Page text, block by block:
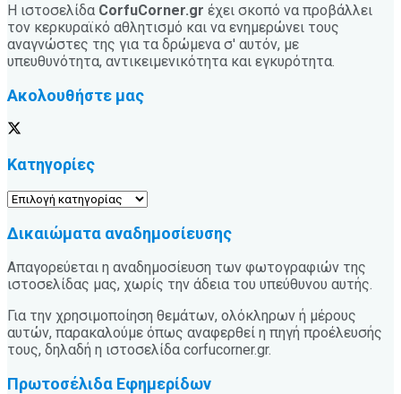
Η ιστοσελίδα CorfuCorner.gr έχει σκοπό να προβάλλει
τον κερκυραϊκό αθλητισμό και να ενημερώνει τους
αναγνώστες της για τα δρώμενα σ' αυτόν, με
υπευθυνότητα, αντικειμενικότητα και εγκυρότητα.
Ακολουθήστε μας
Κατηγορίες
Κατηγορίες
Δικαιώματα αναδημοσίευσης
Απαγορεύεται η αναδημοσίευση των φωτογραφιών της
ιστοσελίδας μας, χωρίς την άδεια του υπεύθυνου αυτής.
Για την χρησιμοποίηση θεμάτων, ολόκληρων ή μέρους
αυτών, παρακαλούμε όπως αναφερθεί η πηγή προέλευσής
τους, δηλαδή η ιστοσελίδα corfucorner.gr.
Πρωτοσέλιδα Εφημερίδων